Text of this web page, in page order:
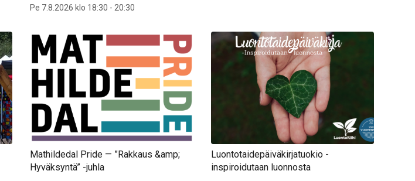
Pe 7.8.2026 klo 18:30 - 20:30
Mathildedal Pride — ”Rakkaus &amp;
Hyväksyntä” -juhla
Luontotaidepäiväkirjatuokio -
inspiroidutaan luonnosta